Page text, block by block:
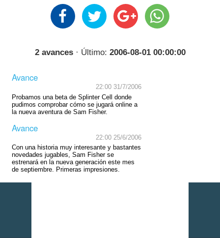
2 avances· Último: 2006-08-01 00:00:00
Avance
22:00 31/7/2006
Probamos una beta de Splinter Cell donde
pudimos comprobar cómo se jugará online a
la nueva aventura de Sam Fisher.
Avance
22:00 25/6/2006
Con una historia muy interesante y bastantes
novedades jugables, Sam Fisher se
estrenará en la nueva generación este mes
de septiembre. Primeras impresiones.